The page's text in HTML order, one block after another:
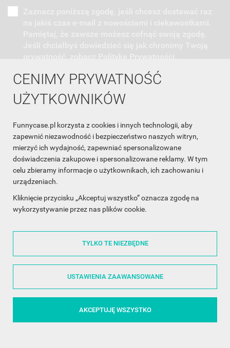
CENIMY PRYWATNOŚĆ
UŻYTKOWNIKÓW
Funnycase.pl korzysta z cookies i innych technologii, aby
zapewnić niezawodność i bezpieczeństwo naszych witryn,
mierzyć ich wydajność, zapewniać spersonalizowane
doświadczenia zakupowe i spersonalizowane reklamy. W tym
celu zbieramy informacje o użytkownikach, ich zachowaniu i
urządzeniach.
Kliknięcie przycisku „Akceptuj wszystko” oznacza zgodę na
wykorzystywanie przez nas plików cookie.
TYLKO TE NIEZBĘDNE
USTAWIENIA ZAAWANSOWANE
AKCEPTUJĘ WSZYSTKO
INFORMACJA O SKLEPIE
INFORMACJE
OBSŁUGA KLIENTA
WSPÓŁPRACA
ŚLEDŹ NAS NA FACEBOOKU
Made with❤in Poland